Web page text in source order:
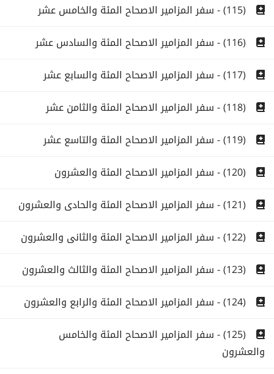
(115) - سفر المزامير الاصحاح المئة والخامس عشر
(116) - سفر المزامير الاصحاح المئة والسادس عشر
(117) - سفر المزامير الاصحاح المئة والسابع عشر
(118) - سفر المزامير الاصحاح المئة والثامن عشر
(119) - سفر المزامير الاصحاح المئة والتاسع عشر
(120) - سفر المزامير الاصحاح المئة والعشرون
(121) - سفر المزامير الاصحاح المئة والحادى والعشرون
(122) - سفر المزامير الاصحاح المئة والثانى والعشرون
(123) - سفر المزامير الاصحاح المئة والثالث والعشرون
(124) - سفر المزامير الاصحاح المئة والرابع والعشرون
(125) - سفر المزامير الاصحاح المئة والخامس
والعشرون